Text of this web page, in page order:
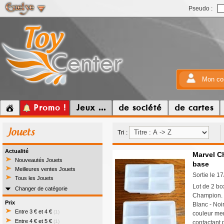
Pseudo :
Mon
Promo ! Jeux ... de société de cartes
Jouets
Actualité
Nouveautés Jouets
Meilleures ventes Jouets
Tous les Jouets
Changer de catégorie
Prix
Entre 3 € et 4 € (1)
Entre 4 € et 5 € (1)
Tri :
Marvel
base
Sortie le
Lot de 2
Champion.
Blanc -
couleur
contactant